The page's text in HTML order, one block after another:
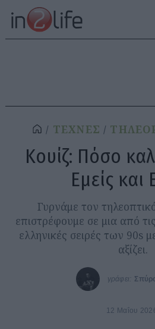
ΤΕΧΝΕΣ
Κουίζ: Πόσο
Εμείς και
Γυρνάμε τον
επιστρέφουμε σε μια από
ελληνικές σειρές των 90s
αξίζει.
γράφει:
12 Μαΐου